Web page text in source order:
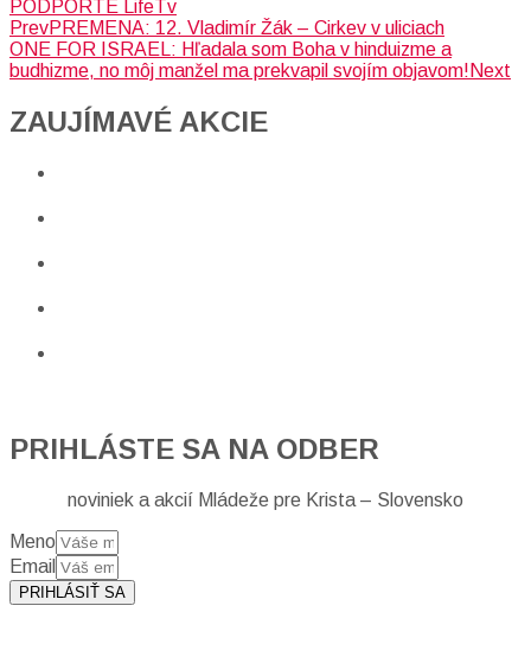
PODPORTE LifeTv
PrevPREMENA: 12. Vladimír Žák – Cirkev v uliciach
ONE FOR ISRAEL: Hľadala som Boha v hinduizme a
budhizme, no môj manžel ma prekvapil svojím objavom! Next
ZAUJÍMAVÉ AKCIE​
PRIHLÁSTE SA NA ODBER
noviniek a akcií Mládeže pre Krista – Slovensko
Meno
Email
PRIHLÁSIŤ SA